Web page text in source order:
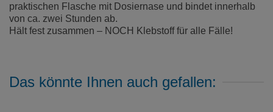
praktischen Flasche mit Dosiernase und bindet innerhalb
von ca. zwei Stunden ab.
Hält fest zusammen – NOCH Klebstoff für alle Fälle!
Das könnte Ihnen auch gefallen: